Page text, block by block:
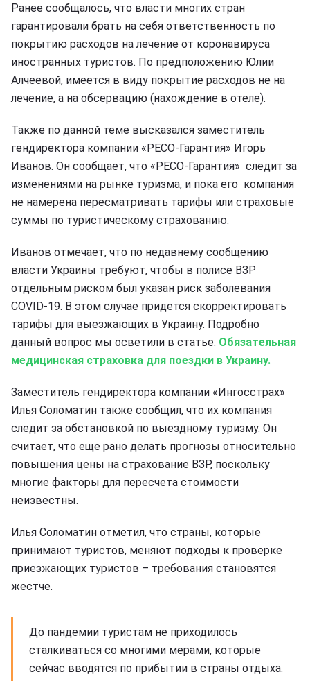
Ранее сообщалось, что власти многих стран
гарантировали брать на себя ответственность по
покрытию расходов на лечение от коронавируса
иностранных туристов. По предположению Юлии
Алчеевой, имеется в виду покрытие расходов не на
лечение, а на обсервацию (нахождение в отеле).
Также по данной теме высказался заместитель
гендиректора компании «РЕСО-Гарантия» Игорь
Иванов. Он сообщает, что «РЕСО-Гарантия» следит за
изменениями на рынке туризма, и пока его компания
не намерена пересматривать тарифы или страховые
суммы по туристическому страхованию.
Иванов отмечает, что по недавнему сообщению
власти Украины требуют, чтобы в полисе ВЗР
отдельным риском был указан риск заболевания
COVID-19. В этом случае придется скорректировать
тарифы для выезжающих в Украину. Подробно
данный вопрос мы осветили в статье: Обязательная
медицинская страховка для поездки в Украину.
Заместитель гендиректора компании «Ингосстрах»
Илья Соломатин также сообщил, что их компания
следит за обстановкой по выездному туризму. Он
считает, что еще рано делать прогнозы относительно
повышения цены на страхование ВЗР, поскольку
многие факторы для пересчета стоимости
неизвестны.
Илья Соломатин отметил, что страны, которые
принимают туристов, меняют подходы к проверке
приезжающих туристов – требования становятся
жестче.
До пандемии туристам не приходилось
сталкиваться со многими мерами, которые
сейчас вводятся по прибытии в страны отдыха.